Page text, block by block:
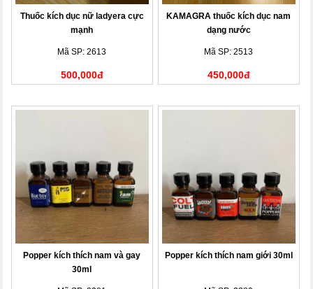
Thuốc kích dục nữ ladyera cực
mạnh
Mã SP: 2613
500,000đ
KAMAGRA thuốc kích dục nam
dạng nước
Mã SP: 2513
450,000đ
Popper kích thích nam và gay
30ml
Popper kích thích nam giới 30ml